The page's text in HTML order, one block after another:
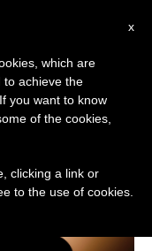
x
which are
to achieve the
you want to know
of the cookies,
clicking a link or
to the use of cookies.